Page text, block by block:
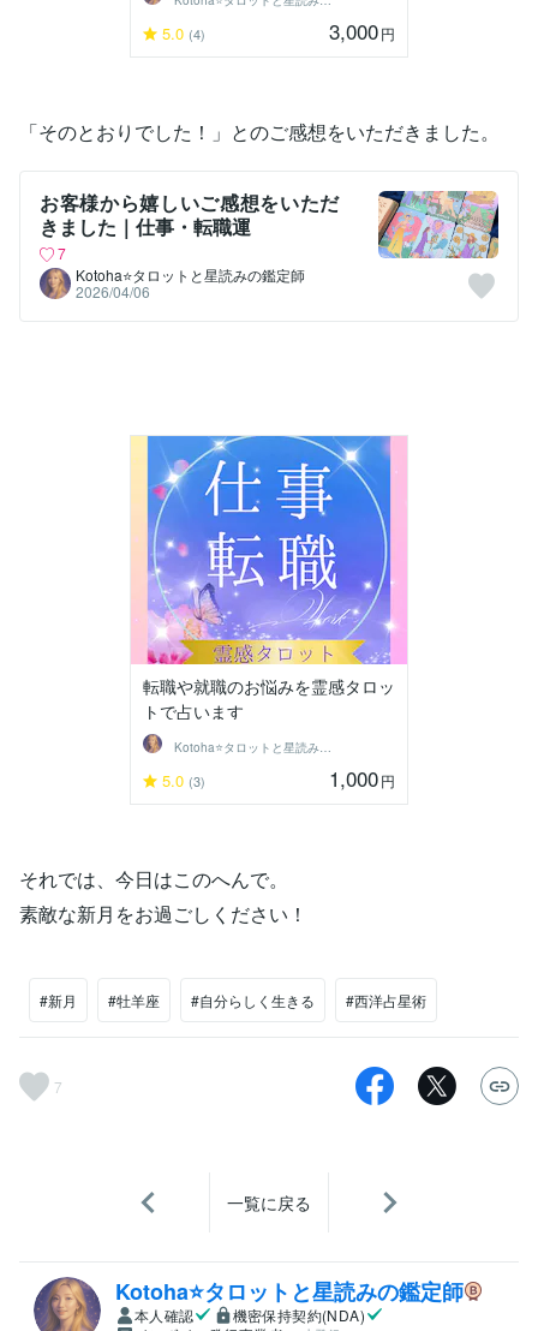
5.0 (4) 3,000円
「そのとおりでした！」とのご感想をいただきました。
お客様から嬉しいご感想をいただ
きました｜仕事・転職運
7
Kotoha⭐タロットと星読みの鑑定師
2026/04/06
転職や就職のお悩みを霊感タロッ
トで占います
Kotoha⭐タロットと星読みの鑑定師
5.0 (3) 1,000円
それでは、今日はこのへんで。
素敵な新月をお過ごしください！
#新月 #牡羊座 #自分らしく生きる #西洋占星術
7
一覧に戻る
Kotoha⭐タロットと星読みの鑑定師
本人確認
機密保持契約(NDA)